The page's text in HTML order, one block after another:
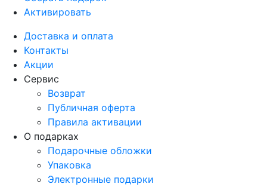
Активировать
Доставка и оплата
Контакты
Акции
Сервис
Возврат
Публичная оферта
Правила активации
О подарках
Подарочные обложки
Упаковка
Электронные подарки